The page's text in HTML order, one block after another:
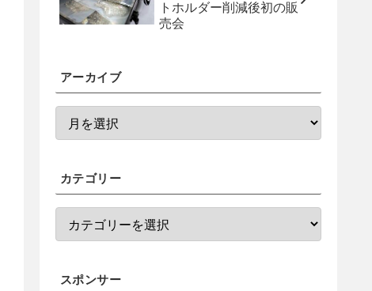
トホルダー削減後初の販
売会
アーカイブ
カテゴリー
スポンサー